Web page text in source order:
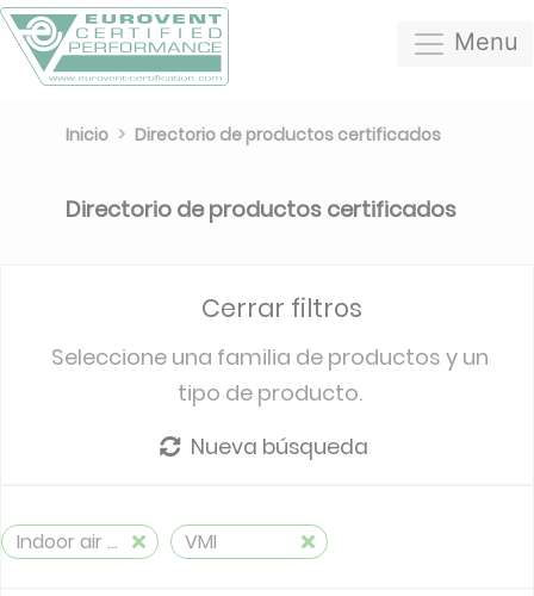
Menu
Inicio Directorio de productos certificados
Directorio de productos certificados
Cerrar filtros
Seleccione una familia de productos y un
tipo de producto.
Nueva búsqueda
Indoor air quality for Ventilation system VMI